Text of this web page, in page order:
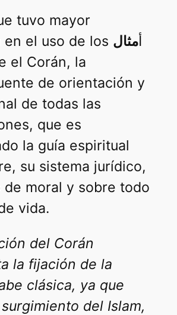
tuvo mayor
influencia en el uso de los أمثال
el Corán, la
de orientación y
de todas las
que es
la guía espiritual
su sistema jurídico,
de moral y sobre todo
vida.
del Corán
la fijación de la
clásica, ya que
del Islam,